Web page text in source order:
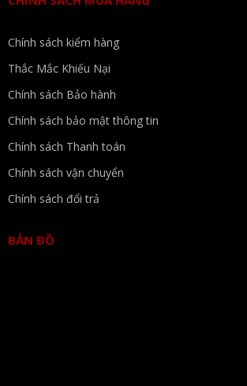
Chính sách kiểm hàng
Thắc Mắc Khiếu Nại
Chính sách Bảo hành
Chính sách bảo mật thông tin
Chính sách Thanh toán
Chính sách vận chuyển
Chính sách đổi trả
BẢN ĐỒ